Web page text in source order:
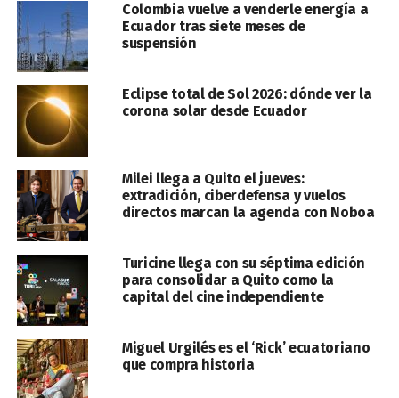
Colombia vuelve a venderle energía a
Ecuador tras siete meses de
suspensión
Eclipse total de Sol 2026: dónde ver la
corona solar desde Ecuador
Milei llega a Quito el jueves:
extradición, ciberdefensa y vuelos
directos marcan la agenda con Noboa
Turicine llega con su séptima edición
para consolidar a Quito como la
capital del cine independiente
Miguel Urgilés es el ‘Rick’ ecuatoriano
que compra historia